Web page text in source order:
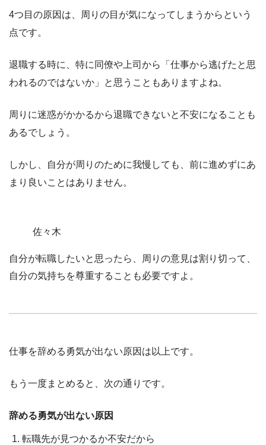
4つ目の原因は、 周りの目が気になってしまうから という
点です。
退職する時に、特に同僚や上司から
「仕事から逃げたと思
われるのではないか」
と思うこともありますよね。
周りに迷惑がかかるから退職できないと不安になることも
あるでしょう。
しかし、
自分が周りのために我慢しても、前に進めずにあ
まり良いことはありません。
佐々木
自分が転職したいと思ったら、周りの意見は割り切って、
自分の気持ちを尊重することも必要ですよ。
仕事を辞める勇気が出ない原因は以上です。
もう一度まとめると、次の通りです。
辞める勇気が出ない原因
転職先が見つかるか不安だから